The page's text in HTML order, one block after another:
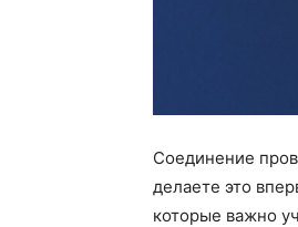
Соединение
делаете это
которые важно